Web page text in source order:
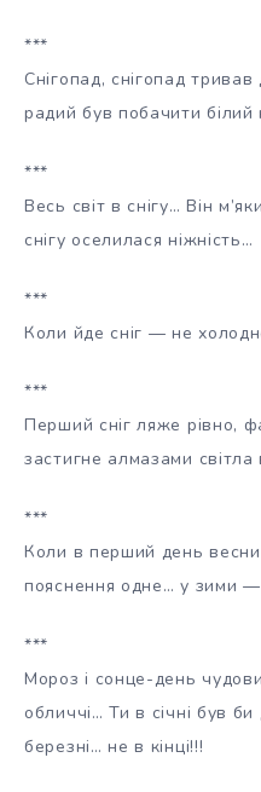
***
Снігопад, снігопад
радий був побачити білий
***
Весь світ в снігу… Він
снігу оселилася ніжність…
***
Коли йде сніг — не
***
Перший сніг ляже рівно,
застигне алмазами світла
***
Коли в перший день весни
пояснення одне… у зими —
***
Мороз і сонце-день
обличчі… Ти в січні був
березні… не в кінці!!!